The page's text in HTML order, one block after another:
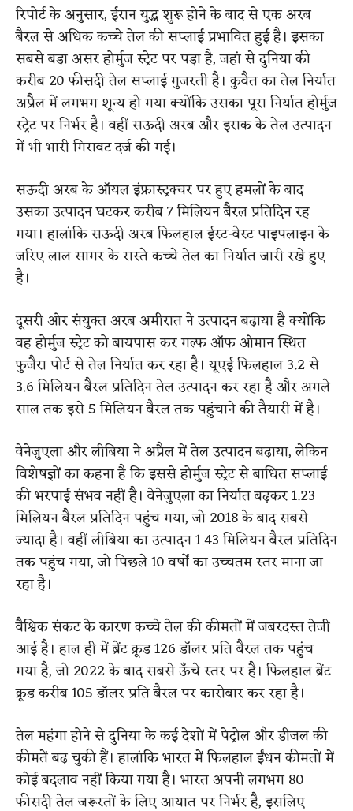
रिपोर्ट के अनुसार, ईरान युद्ध शुरू होने के बाद से एक अरब
बैरल से अधिक कच्चे तेल की सप्लाई प्रभावित हुई है। इसका
सबसे बड़ा असर होर्मुज स्ट्रेट पर पड़ा है, जहां से दुनिया की
करीब 20 फीसदी तेल सप्लाई गुजरती है। कुवैत का तेल निर्यात
अप्रैल में लगभग शून्य हो गया क्योंकि उसका पूरा निर्यात होर्मुज
स्ट्रेट पर निर्भर है। वहीं सऊदी अरब और इराक के तेल उत्पादन
में भी भारी गिरावट दर्ज की गई।
सऊदी अरब के ऑयल इंफ्रास्ट्रक्चर पर हुए हमलों के बाद
उसका उत्पादन घटकर करीब 7 मिलियन बैरल प्रतिदिन रह
गया। हालांकि सऊदी अरब फिलहाल ईस्ट-वेस्ट पाइपलाइन के
जरिए लाल सागर के रास्ते कच्चे तेल का निर्यात जारी रखे हुए
है।
दूसरी ओर संयुक्त अरब अमीरात ने उत्पादन बढ़ाया है क्योंकि
वह होर्मुज स्ट्रेट को बायपास कर गल्फ ऑफ ओमान स्थित
फुजैरा पोर्ट से तेल निर्यात कर रहा है। यूएई फिलहाल 3.2 से
3.6 मिलियन बैरल प्रतिदिन तेल उत्पादन कर रहा है और अगले
साल तक इसे 5 मिलियन बैरल तक पहुंचाने की तैयारी में है।
वेनेज़ुएला और लीबिया ने अप्रैल में तेल उत्पादन बढ़ाया, लेकिन
विशेषज्ञों का कहना है कि इससे होर्मुज स्ट्रेट से बाधित सप्लाई
की भरपाई संभव नहीं है। वेनेजुएला का निर्यात बढ़कर 1.23
मिलियन बैरल प्रतिदिन पहुंच गया, जो 2018 के बाद सबसे
ज्यादा है। वहीं लीबिया का उत्पादन 1.43 मिलियन बैरल प्रतिदिन
तक पहुंच गया, जो पिछले 10 वर्षों का उच्चतम स्तर माना जा
रहा है।
वैश्विक संकट के कारण कच्चे तेल की कीमतों में जबरदस्त तेजी
आई है। हाल ही में ब्रेंट क्रूड 126 डॉलर प्रति बैरल तक पहुंच
गया है, जो 2022 के बाद सबसे ऊँचे स्तर पर है। फिलहाल ब्रेंट
क्रूड करीब 105 डॉलर प्रति बैरल पर कारोबार कर रहा है।
तेल महंगा होने से दुनिया के कई देशों में पेट्रोल और डीजल की
कीमतें बढ़ चुकी हैं। हालांकि भारत में फिलहाल ईंधन कीमतों में
कोई बदलाव नहीं किया गया है। भारत अपनी लगभग 80
फीसदी तेल जरूरतों के लिए आयात पर निर्भर है, इसलिए